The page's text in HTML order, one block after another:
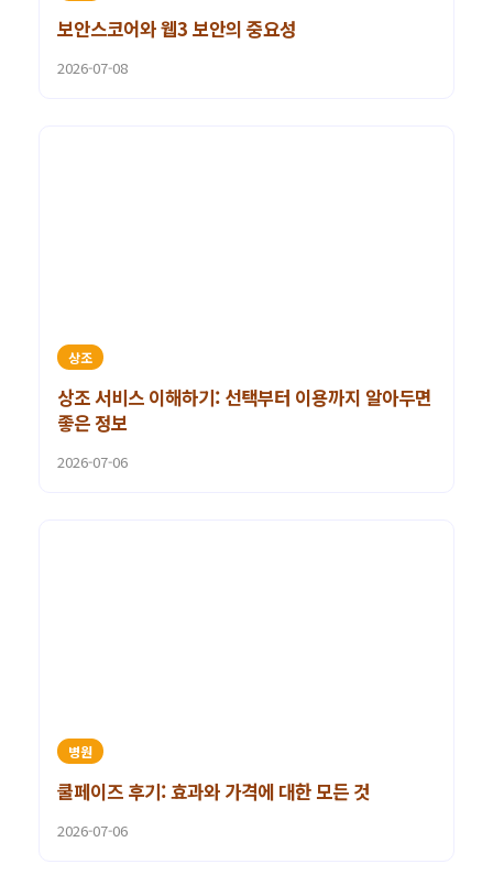
보안스코어와 웹3 보안의 중요성
2026-07-08
상조
상조 서비스 이해하기: 선택부터 이용까지 알아두면
좋은 정보
2026-07-06
병원
쿨페이즈 후기: 효과와 가격에 대한 모든 것
2026-07-06